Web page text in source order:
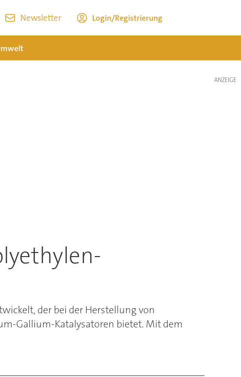
Newsletter Login/Registrierung
der bei der Herstellung von
Gallium-Katalysatoren bietet. Mit dem
ANZEIGE